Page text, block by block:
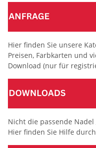
Hier finden Sie unsere
Preisen, Farbkarten und
Download (nur für
Nicht die passende
Hier finden Sie Hilfe